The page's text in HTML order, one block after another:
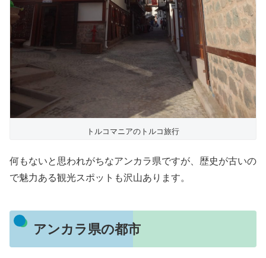
トルコマニアのトルコ旅行
何もないと思われがちなアンカラ県ですが、歴史が古いの
で魅力ある観光スポットも沢山あります。
アンカラ県の都市